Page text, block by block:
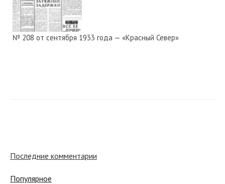
№ 208 от сентября 1933 года — «Красный Север»
Последние комментарии
Популярное